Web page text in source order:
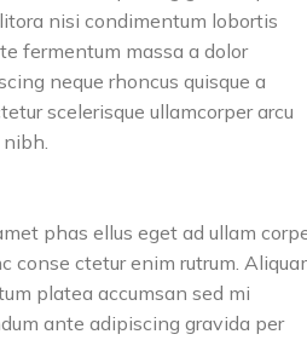
nisi condimentum lobortis
fermentum massa a dolor
neque rhoncus quisque a
scelerisque ullamcorper arcu
phas ellus eget ad ullam
conse ctetur enim rutrum.
platea accumsan sed mi
ante adipiscing gravida per